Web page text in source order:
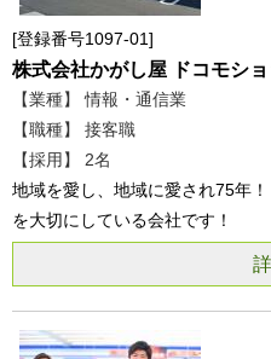
登録番号1097-01
株式会社かがし屋 ドコモシ
【業種】 情報・通信業
【職種】 接客職
【採用】 2名
地域を愛し、地域に愛され75年
を大切にしている会社です！